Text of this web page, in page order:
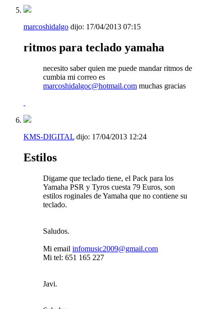
marcoshidalgo dijo: 17/04/2013 07:15
ritmos para teclado yamaha
necesito saber quien me puede mandar ritmos de
cumbia mi correo es
marcoshidalgoc@hotmail.com muchas gracias
KMS-DIGITAL dijo: 17/04/2013 12:24
Estilos
Digame que teclado tiene, el Pack para los
Yamaha PSR y Tyros cuesta 79 Euros, son
estilos roginales de Yamaha que no contiene su
teclado.
Saludos.
Mi email infomusic2009@gmail.com
Mi tel: 651 165 227
Javi.